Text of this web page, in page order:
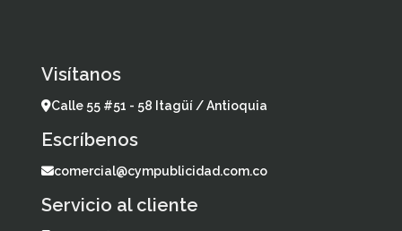
Visítanos
Calle 55 #51 - 58 Itagüí / Antioquia
Escríbenos
comercial@cympublicidad.com.co
Servicio al cliente